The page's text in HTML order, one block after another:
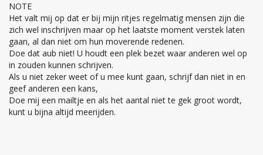
NOTE
Het valt mij op dat er bij mijn ritjes regelmatig mensen zijn die
zich wel inschrijven maar op het laatste moment verstek laten
gaan, al dan niet om hun moverende redenen.
Doe dat aub niet! U houdt een plek bezet waar anderen wel op
in zouden kunnen schrijven.
Als u niet zeker weet of u mee kunt gaan, schrijf dan niet in en
geef anderen een kans,
Doe mij een mailtje en als het aantal niet te gek groot wordt,
kunt u bijna altijd meerijden.